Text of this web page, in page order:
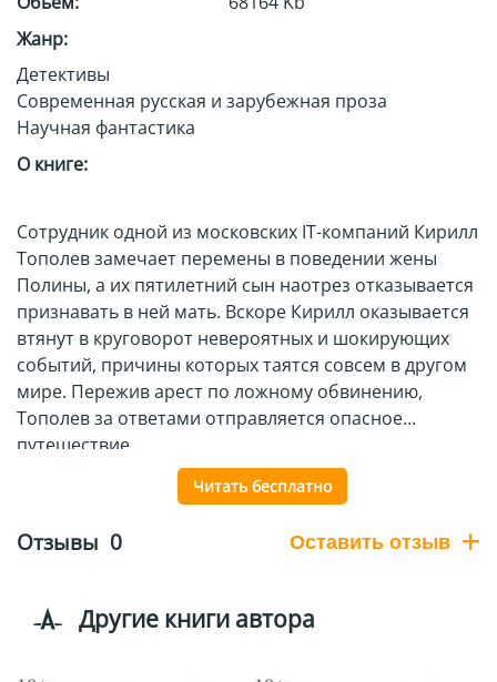
Жанр:
Детективы
Современная русская и зарубежная проза
Научная фантастика
О книге:
Сотрудник одной из московских IT-компаний Кирилл
Тополев замечает перемены в поведении жены
Полины, а их пятилетний сын наотрез отказывается
признавать в ней мать. Вскоре Кирилл оказывается
втянут в круговорот невероятных и шокирующих
событий, причины которых таятся совсем в другом
мире. Пережив арест по ложному обвинению,
Тополев за ответами отправляется опасное
путешествие.
Читать бесплатно
Отзывы 0 Оставить отзыв
Другие книги автора